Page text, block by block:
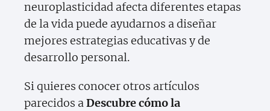
neuroplasticidad afecta diferentes etapas
de la vida puede ayudarnos a diseñar
mejores estrategias educativas y de
desarrollo personal.
Si quieres conocer otros artículos
parecidos aDescubre cómo la